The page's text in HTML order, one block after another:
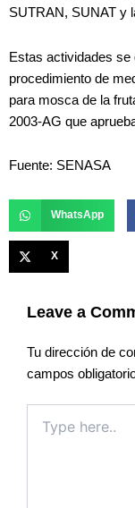
SUTRAN, SUNAT y
Estas actividades se
procedimiento de
para mosca de la
2003-AG que
Fuente: SENASA
WhatsApp
X
Leave a
Tu dirección de
campos
here..